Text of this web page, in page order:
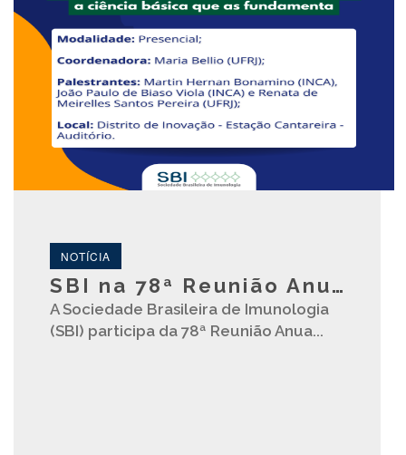
NOTÍCIA
SBI na 78ª Reunião Anual da Sociedade Brasileira para o Progresso da Ciência (SBPC)
A Sociedade Brasileira de Imunologia
(SBI) participa da 78ª Reunião Anua...